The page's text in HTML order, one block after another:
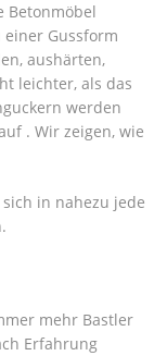
Betonmöbel
Gussform
aushärten,
leichter, als das
werden
. Wir zeigen, wie
in nahezu jede
mehr Bastler
Erfahrung